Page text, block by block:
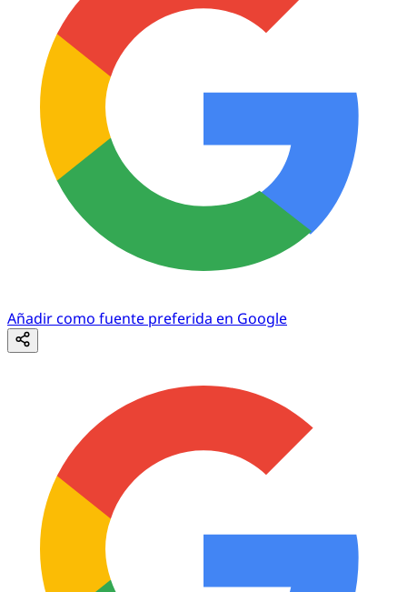
Añadir como fuente preferida en Google